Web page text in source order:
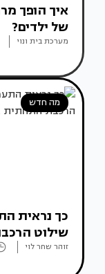
איך הופך
של ילדים?
מערכת בית ונוי
מה חדש
כך נראית
שילוט
זוהר שחר לוי